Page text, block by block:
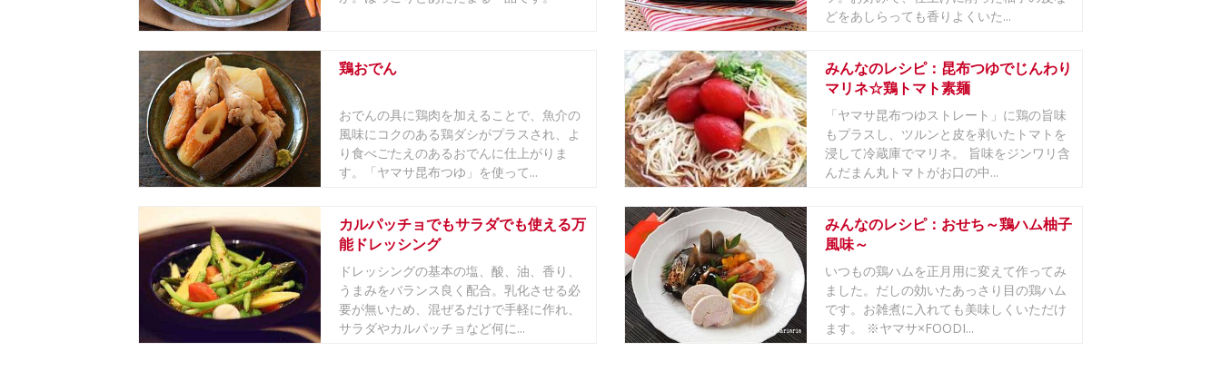
どをあしらっても香りよくいた...
鶏おでん
おでんの具に鶏肉を加えることで、魚介の
風味にコクのある鶏ダシがプラスされ、よ
り食べごたえのあるおでんに仕上がりま
す。「ヤマサ昆布つゆ」を使って...
みんなのレシピ：昆布つゆでじんわり
マリネ☆鶏トマト素麺
「ヤマサ昆布つゆストレート」に鶏の旨味
もプラスし、ツルンと皮を剥いたトマトを
浸して冷蔵庫でマリネ。 旨味をジンワリ含
んだまん丸トマトがお口の中...
カルパッチョでもサラダでも使える万
能ドレッシング
ドレッシングの基本の塩、酸、油、香り、
うまみをバランス良く配合。乳化させる必
要が無いため、混ぜるだけで手軽に作れ、
サラダやカルパッチョなど何に...
みんなのレシピ：おせち～鶏ハム柚子
風味～
いつもの鶏ハムを正月用に変えて作ってみ
ました。だしの効いたあっさり目の鶏ハム
です。お雑煮に入れても美味しくいただけ
ます。 ※ヤマサ×FOODI...